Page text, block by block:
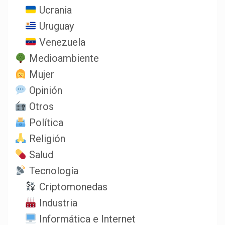
Ucrania
Uruguay
Venezuela
Medioambiente
Mujer
Opinión
Otros
Política
Religión
Salud
Tecnología
Criptomonedas
Industria
Informática e Internet